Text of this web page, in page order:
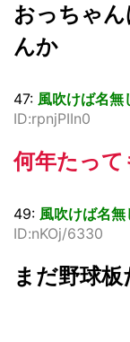
おっちゃ
んか
47: 風吹けば名無
ID:rpnjPIIn0
何年たっ
49: 風吹けば名無
ID:nKOj/6330
まだ野球